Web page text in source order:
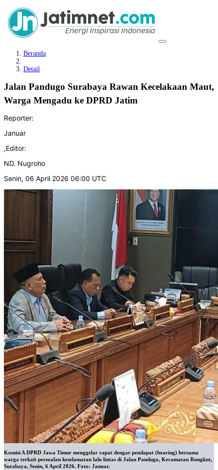
Beranda
Detail
Jalan Pandugo Surabaya Rawan Kecelakaan Maut,
Warga Mengadu ke DPRD Jatim
Reporter:
Januar
,Editor:
ND. Nugroho
Senin, 06 April 2026 06:00 UTC
Komisi A DPRD Jawa Timur menggelar rapat dengar pendapat (hearing) bersama
warga terkait persoalan keselamatan lalu lintas di Jalan Pandugo, Kecamatan Rungkut,
Surabaya, Senin, 6 April 2026. Foto: Januar.